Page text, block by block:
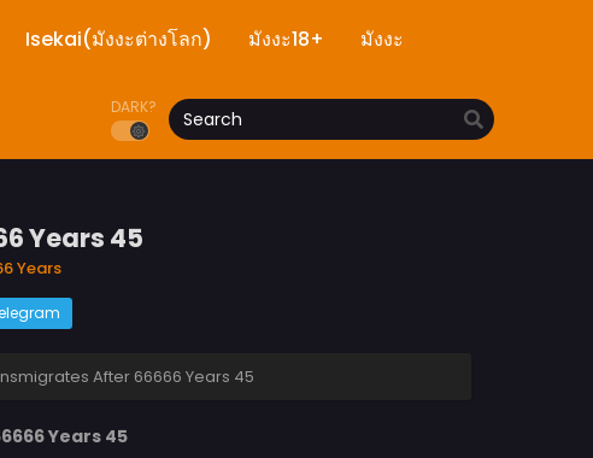
Isekai(มังงะต่างโลก) มังงะ18+ มังงะ
DARK?
Years 45
Years
After 66666 Years 45
Years 45